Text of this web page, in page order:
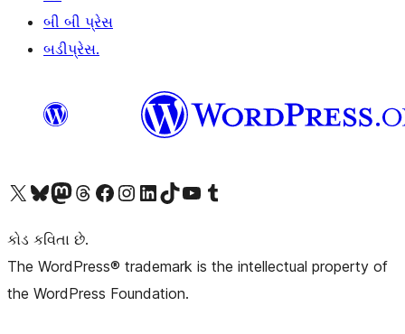
બી બી પ્રેસ
બડીપ્રેસ.
અમારા X (અગાઉ ટ્વિટર) એકાઉન્ટની મુલાકાત લોઅમારા Bluesky એકાઉન્ટની મુલાકાત લોઅમારા માસ્ટોડોન એકાઉન્ટની મુલાકાત લોઅમારા Threads એકાઉન્ટની મુલાકાત લો અમારા ફેસબુક પેજની મુલાકાત લોઅમારા ઇન્સ્ટાગ્રામ એકાઉન્ટની મુલાકાત લો અમારા LinkedIn એકાઉન્ટની મુલાકાત લોઅમારા TikTok એકાઉન્ટની મુલાકાત લોઅમારી YouTube ચેનલની મુલાકાત લો અમારા Tumblr એકાઉન્ટની મુલાકાત લો
કોડ કવિતા છે.
The WordPress® trademark is the intellectual property of
the WordPress Foundation.